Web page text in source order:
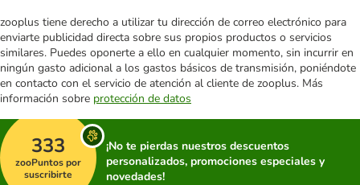
zooplus tiene derecho a utilizar tu dirección de correo electrónico para
enviarte publicidad directa sobre sus propios productos o servicios
similares. Puedes oponerte a ello en cualquier momento, sin incurrir en
ningún gasto adicional a los gastos básicos de transmisión, poniéndote
en contacto con el servicio de atención al cliente de zooplus. Más
información sobre protección de datos
333
zooPuntos por
suscribirte
¡No te pierdas nuestros descuentos
personalizados, promociones especiales y
novedades!